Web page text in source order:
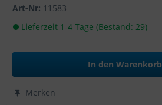
Art-Nr: 11583
Lieferzeit 1-4 Tage (Bestand: 29)
In den Warenkorb
Merken